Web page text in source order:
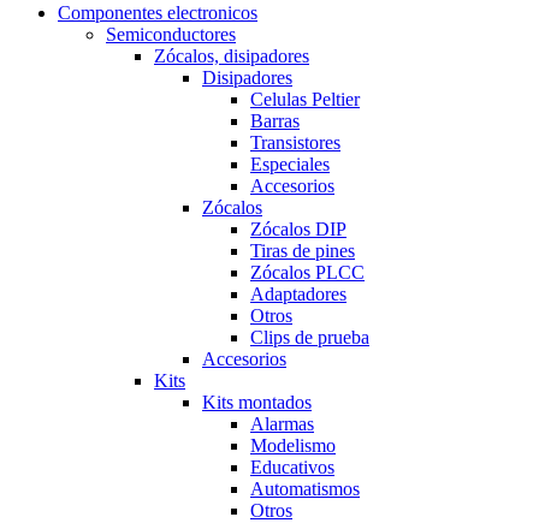
Componentes electronicos
Semiconductores
Zócalos, disipadores
Disipadores
Celulas Peltier
Barras
Transistores
Especiales
Accesorios
Zócalos
Zócalos DIP
Tiras de pines
Zócalos PLCC
Adaptadores
Otros
Clips de prueba
Accesorios
Kits
Kits montados
Alarmas
Modelismo
Educativos
Automatismos
Otros